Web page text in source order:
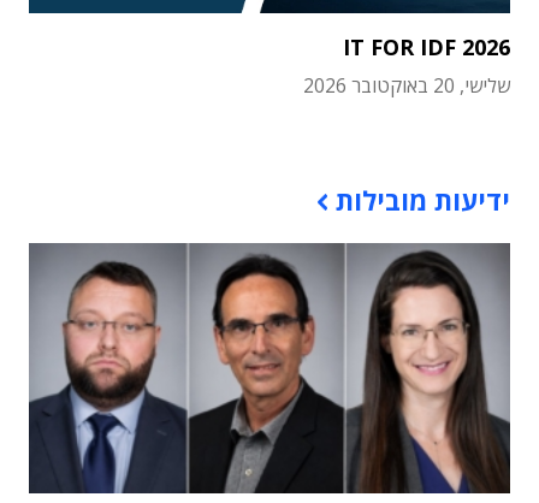
IT FOR IDF 2026
שלישי, 20 באוקטובר 2026
ידיעות מובילות